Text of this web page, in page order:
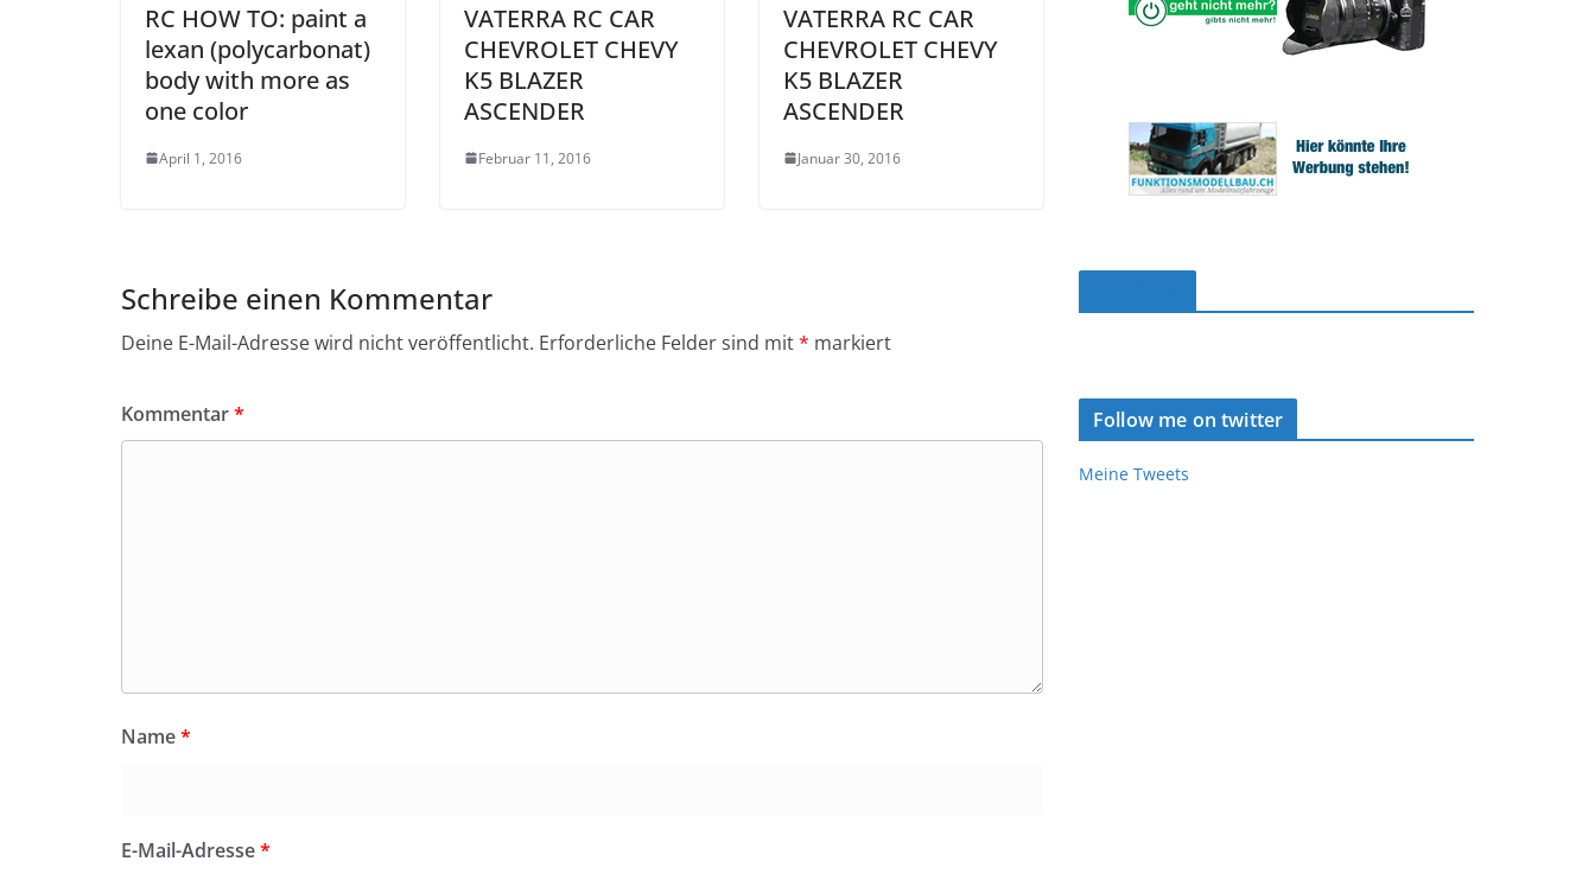
RC HOW TO: paint a
lexan (polycarbonat)
body with more as
one color
April 1, 2016
VATERRA RC CAR
CHEVROLET CHEVY
K5 BLAZER
ASCENDER
Februar 11, 2016
VATERRA RC CAR
CHEVROLET CHEVY
K5 BLAZER
ASCENDER
Januar 30, 2016
Schreibe einen Kommentar
Deine E-Mail-Adresse wird nicht veröffentlicht. Erforderliche Felder sind mit* markiert
Kommentar*
Name*
E-Mail-Adresse*
Follow me on twitter
Meine Tweets